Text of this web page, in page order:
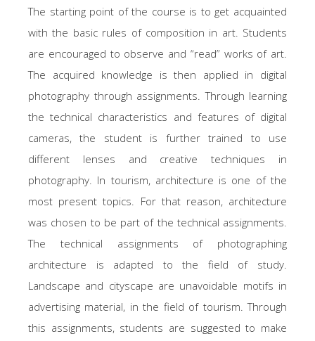
The starting point of the course is to get acquainted
with the basic rules of composition in art. Students
are encouraged to observe and “read” works of art.
The acquired knowledge is then applied in digital
photography through assignments. Through learning
the technical characteristics and features of digital
cameras, the student is further trained to use
different lenses and creative techniques in
photography. In tourism, architecture is one of the
most present topics. For that reason, architecture
was chosen to be part of the technical assignments.
The technical assignments of photographing
architecture is adapted to the field of study.
Landscape and cityscape are unavoidable motifs in
advertising material, in the field of tourism. Through
this assignments, students are suggested to make